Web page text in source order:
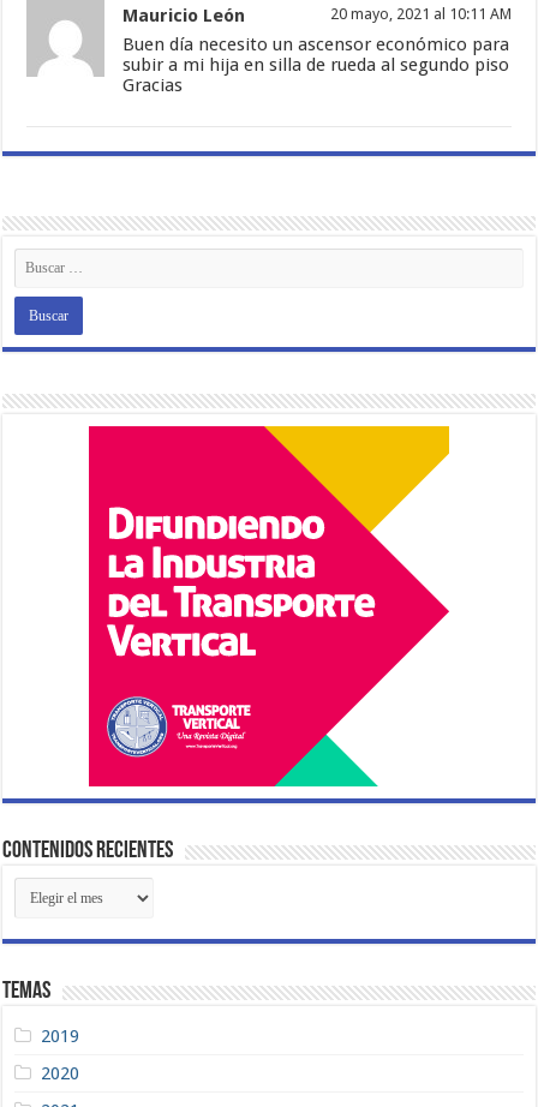
Mauricio León 20 mayo, 2021 al 10:11 AM
Buen día necesito un ascensor económico para
subir a mi hija en silla de rueda al segundo piso
Gracias
Contenidos Recientes
Contenidos
Recientes
Temas
2019
2020